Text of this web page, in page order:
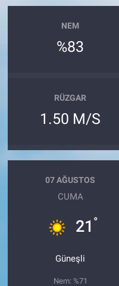
NEM
%83
RÜZGAR
1.50 M/S
07 AĞUSTOS
CUMA
21 °
Güneşli
Nem: %71